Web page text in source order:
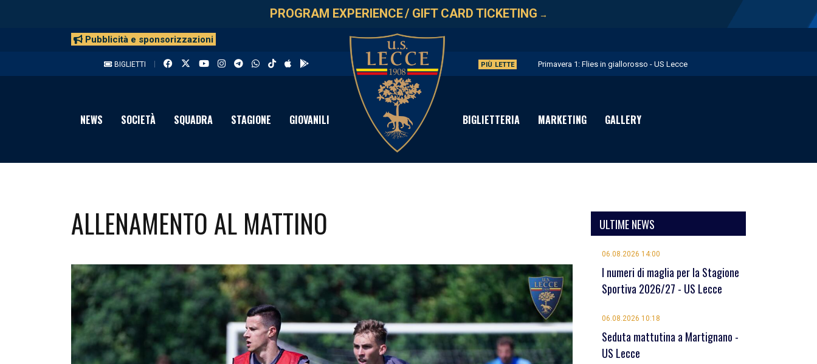
PROGRAM EXPERIENCE/ GIFT CARD TICKETING →
Pubblicità e sponsorizzazioni
BIGLIETTI PIÙ LETTE Primavera 1: Flies in giallorosso - US Lecce
Licofarma è Premium Partner per il prossimo triennio - US Lecce
Cessione Früchtl - US Lecce
NEWS SOCIETÀ SQUADRA STAGIONE GIOVANILI BIGLIETTERIA MARKETING GALLERY
ALLENAMENTO AL MATTINO ULTIME NEWS
06.08.2026 14:00
I numeri di maglia per la Stagione
Sportiva 2026/27 - US Lecce
06.08.2026 10:18
Seduta mattutina a Martignano -
US Lecce